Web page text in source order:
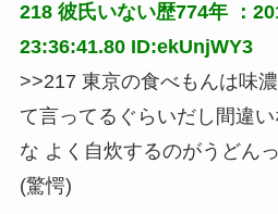
218 彼氏いない歴774年
：
23:36:41.80 ID:ekUnjWY3
>>217 東京の食べもんは味
て言ってるぐらいだし間違
な よく自炊するのがうどん
(驚愕)